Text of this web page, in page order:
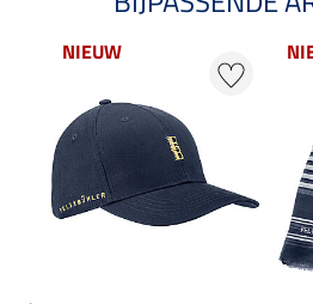
NIEUW